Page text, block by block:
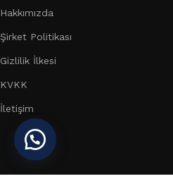
Hakkımızda
Şirket Politikası
Gizlilik İlkesi
KVKK
İletişim